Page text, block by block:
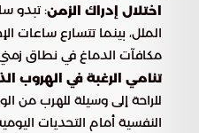
اختلال إدراك الزمن: تبدو
الملل، بينما تتسارع ساعات
مكافآت الدماغ في نطاق
تنامي الرغبة في الهروب
للراحة إلى وسيلة للهرب من
النفسية أمام التحديات